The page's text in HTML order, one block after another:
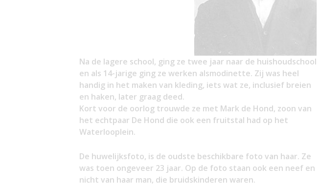
Na de lagere school, ging ze twee jaar naar de huishoudschool
en als 14-jarige ging ze werken alsmodinette. Zij was heel
handig in het maken van kleding, iets wat ze, inclusief breien
en haken, later graag deed.
Kort voor de oorlog trouwde ze met Mark de Hond, zoon van
het echtpaar De Hond die ook een fruitstal had op het
Waterlooplein.
De huwelijksfoto, is de oudste beschikbare foto van haar. Ze
was toen ongeveer 23 jaar. Op de foto staan ook een neef en
nicht van haar man, die bruidskinderen waren.